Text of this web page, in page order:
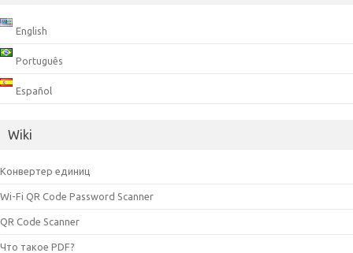
English
Português
Español
Wiki
Конвертер единиц
Wi-Fi QR Code Password Scanner
QR Code Scanner
Что такое PDF?